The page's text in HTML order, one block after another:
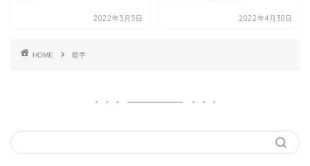
2022年5月5日 2022年4月30日
HOME 歌手